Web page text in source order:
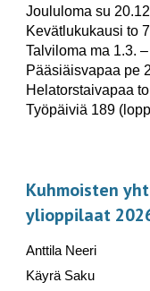
Joululoma su
Kevätlukukausi to
Talviloma ma 1.3.
Pääsiäisvapaa pe
Helatorstaivapaa
Työpäiviä 189
Kuhmoisten
ylioppilaat
Anttila Neeri
Käyrä Saku